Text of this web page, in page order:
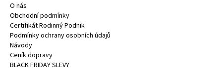
O nás
Obchodní podmínky
Certifikát Rodinný Podnik
Podmínky ochrany osobních údajů
Návody
Ceník dopravy
BLACK FRIDAY SLEVY